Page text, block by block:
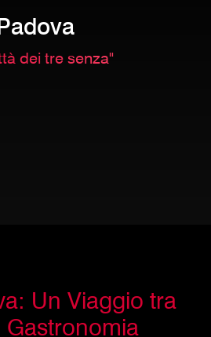
dei tre senza"
Un Viaggio tra
Gastronomia